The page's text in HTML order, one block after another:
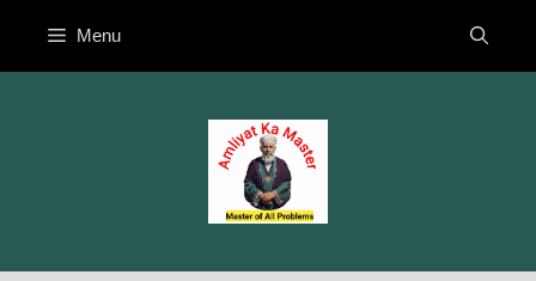
content
Menu